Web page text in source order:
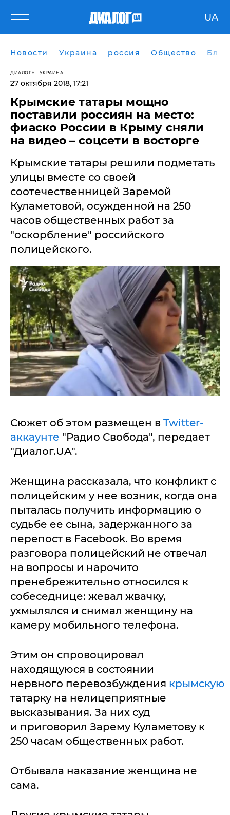
UA
Новости Украина россия Общество
ДИАЛОГ УКРАИНА
27 октября 2018, 17:21
Крымские татары мощно
поставили россиян на место:
фиаско России в Крыму сняли
на видео – соцсети в восторге
Крымские татары решили подметать
улицы вместе со своей
соотечественницей Заремой
Куламетовой, осужденной на 250
часов общественных работ за
"оскорбление" российского
полицейского.
Сюжет об этом размещен в Twitter-
аккаунте "Радио Свобода", передает
"Диалог.UA".
Женщина рассказала, что конфликт с
полицейским у нее возник, когда она
пыталась получить информацию о
судьбе ее сына, задержанного за
перепост в Facebook. Во время
разговора полицейский не отвечал
на вопросы и нарочито
пренебрежительно относился к
собеседнице: жевал жвачку,
ухмылялся и снимал женщину на
камеру мобильного телефона.
Этим он спровоцировал
находящуюся в состоянии
нервного перевозбуждения крымскую
татарку на нелицеприятные
высказывания. За них суд
и приговорил Зарему Куламетову к
250 часам общественных работ.
Отбывала наказание женщина не
сама.